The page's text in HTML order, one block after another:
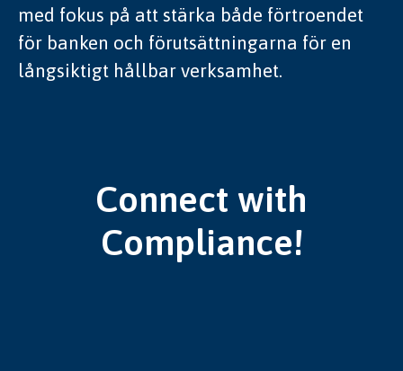
med fokus på att stärka både förtroendet
för banken och förutsättningarna för en
långsiktigt hållbar verksamhet.
Connect with
Compliance!